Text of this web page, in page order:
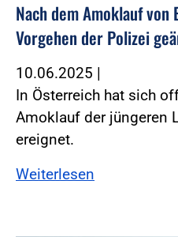
Nach dem Amoklauf
Vorgehen der Polizei
10.06.2025 |
In Österreich hat sich
Amoklauf der jüngeren
ereignet.
Weiterlesen